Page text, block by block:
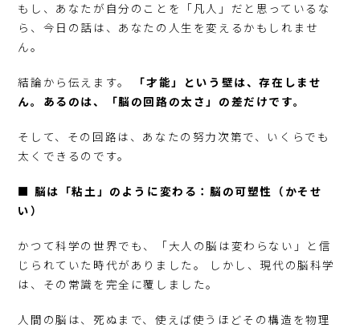
もし、あなたが自分のことを「凡人」だと思っているな
ら、今日の話は、あなたの人生を変えるかもしれませ
ん。
結論から伝えます。
「才能」という壁は、存在しませ
ん。あるのは、「脳の回路の太さ」の差だけです。
そして、その回路は、あなたの努力次第で、いくらでも
太くできるのです。
■ 脳は「粘土」のように変わる：脳の可塑性（かそせ
い）
かつて科学の世界でも、「大人の脳は変わらない」と信
じられていた時代がありました。 しかし、現代の脳科学
は、その常識を完全に覆しました。
人間の脳は、死ぬまで、使えば使うほどその構造を物理